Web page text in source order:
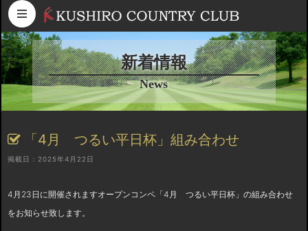
コンテンツへスキップ
新着情報
News
「4月 つるい平日杯」組み合わせ
掲載日：2025年4月22日
4月23日に開催されますオープンコンペ「4月 つるい平日杯」の組み合わせ
をお知らせ致します。